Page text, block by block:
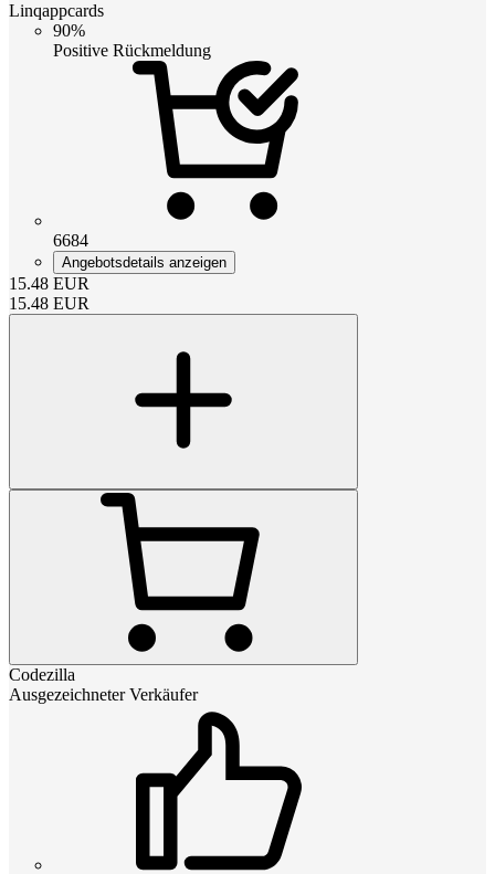
Linqappcards
90%
Positive Rückmeldung
6684
Angebotsdetails anzeigen
15.48 EUR
15.48 EUR
Codezilla
Ausgezeichneter Verkäufer